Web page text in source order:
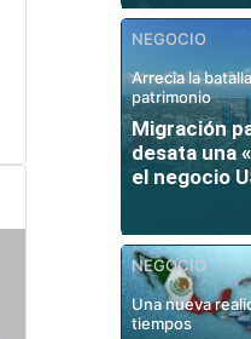
NEGOCIO
Arrecia la
patrimonio
Migración
desata una
el negocio
NEGOCIO
Una nueva
tiempos